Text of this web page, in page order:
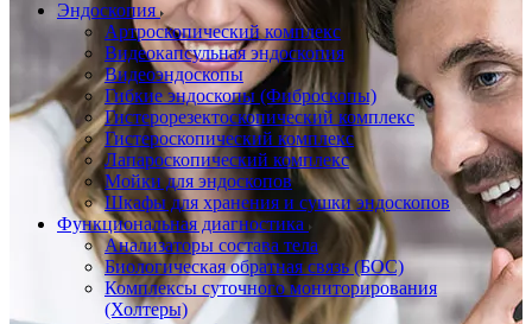
Эндоскопия
Артроскопический комплекс
Видеокапсульная эндоскопия
Видеоэндоскопы
Гибкие эндоскопы (Фиброcкопы)
Гистерорезектоскопический комплекс
Гистероскопический комплекс
Лапароскопический комплекс
Мойки для эндоскопов
Шкафы для хранения и сушки эндоскопов
Функциональная диагностика
Анализаторы состава тела
Биологическая обратная связь (БОС)
Комплексы суточного мониторирования
(Холтеры)